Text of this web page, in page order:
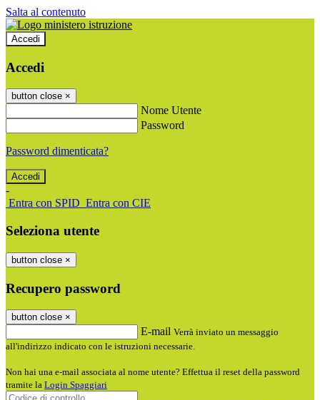
Salta al contenuto
Accedi
Accedi
button close ×
Nome Utente
Password
Password dimenticata?
-
Entra con SPID Entra con CIE
Seleziona utente
button close ×
Recupero password
button close ×
E-mail Verrà inviato un messaggio
all'indirizzo indicato con le istruzioni necessarie.
Non hai una e-mail associata al nome utente? Effettua il reset della password
tramite la Login Spaggiari